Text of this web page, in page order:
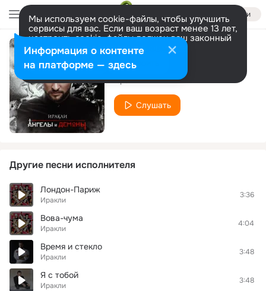
Войти
Мы используем cookie-файлы, чтобы улучшить
сервисы для вас. Если ваш возраст менее 13 лет,
настроить cookie-файлы должен ваш законный
представитель. Больше информации
Разрешить все Настроить
Лететь
Иракли
Слушать
Другие песни исполнителя
Лондон-Париж
Иракли
3:36
Вова-чума
Иракли
4:04
Время и стекло
Иракли
3:48
Я с тобой
Иракли
3:48
Информация о контенте
на платформе — здесь